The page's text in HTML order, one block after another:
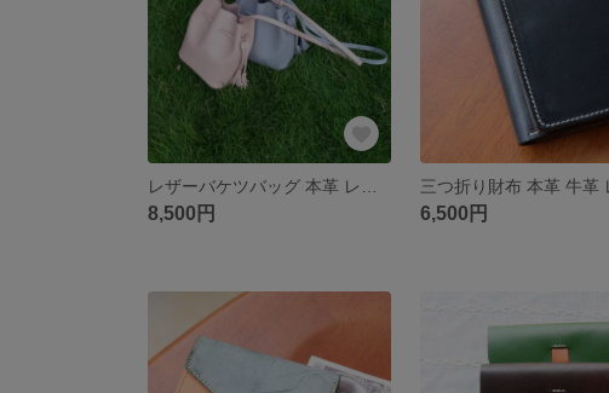
8,500円 6,500円